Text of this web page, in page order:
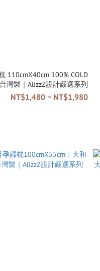
100% COLD
瞬涼針織 台灣製｜AlizzZ設計嚴選系列
NT$1,480 ~ NT$1,980